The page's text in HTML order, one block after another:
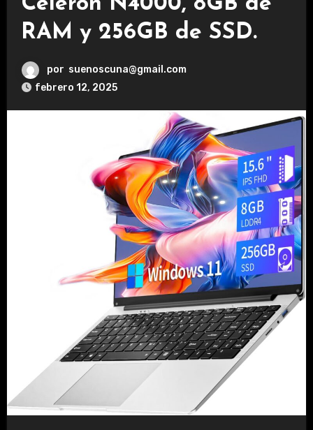
RAM y 256GB de SSD.
por suenoscuna@gmail.com
febrero 12, 2025